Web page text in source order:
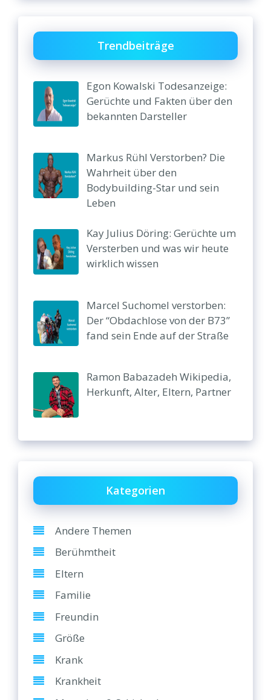
Trendbeiträge
Egon Kowalski Todesanzeige:
Gerüchte und Fakten über den
bekannten Darsteller
Markus Rühl Verstorben? Die
Wahrheit über den
Bodybuilding-Star und sein
Leben
Kay Julius Döring: Gerüchte um
Versterben und was wir heute
wirklich wissen
Marcel Suchomel verstorben:
Der “Obdachlose von der B73”
fand sein Ende auf der Straße
Ramon Babazadeh Wikipedia,
Herkunft, Alter, Eltern, Partner
Kategorien
Andere Themen
Berühmtheit
Eltern
Familie
Freundin
Größe
Krank
Krankheit